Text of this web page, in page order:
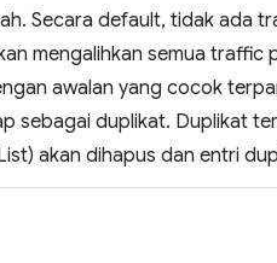
Secara default, tidak ada
mengalihkan semua
awalan yang cocok
sebagai duplikat. Duplikat
akan dihapus dan entri